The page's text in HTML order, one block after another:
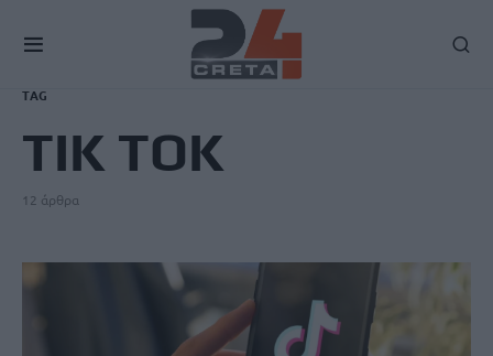
TAG
ΤΙΚ ΤΟΚ
12 άρθρα